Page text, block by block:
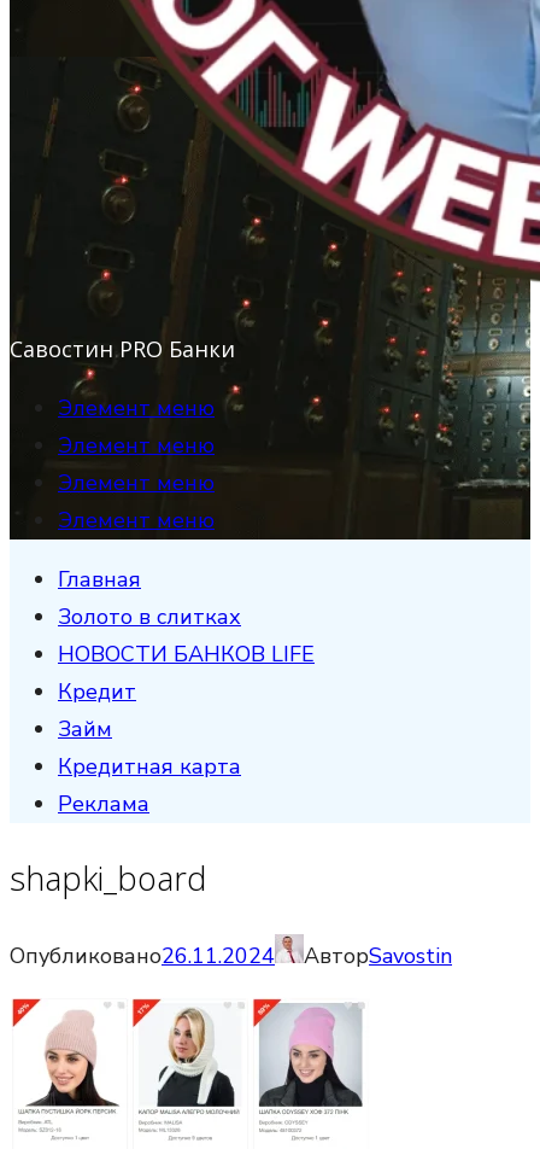
Савостин PRO Банки
Элемент меню
Элемент меню
Элемент меню
Элемент меню
Главная
Золото в слитках
НОВОСТИ БАНКОВ LIFE
Кредит
Займ
Кредитная карта
Реклама
shapki_board
Опубликовано26.11.2024 АвторSavostin